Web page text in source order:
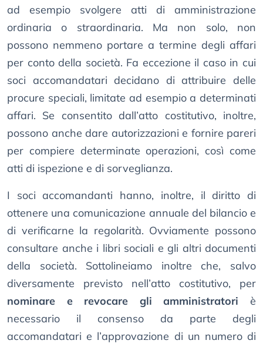
ad esempio svolgere atti di amministrazione
ordinaria o straordinaria. Ma non solo, non
possono nemmeno portare a termine degli affari
per conto della società. Fa eccezione il caso in cui
soci accomandatari decidano di attribuire delle
procure speciali, limitate ad esempio a determinati
affari. Se consentito dall’atto costitutivo, inoltre,
possono anche dare autorizzazioni e fornire pareri
per compiere determinate operazioni, così come
atti di ispezione e di sorveglianza.
I soci accomandanti hanno, inoltre, il diritto di
ottenere una comunicazione annuale del bilancio e
di verificarne la regolarità. Ovviamente possono
consultare anche i libri sociali e gli altri documenti
della società. Sottolineiamo inoltre che, salvo
diversamente previsto nell’atto costitutivo, per
nominare e revocare gli amministratori è
necessario il consenso da parte degli
accomandatari e l’approvazione di un numero di